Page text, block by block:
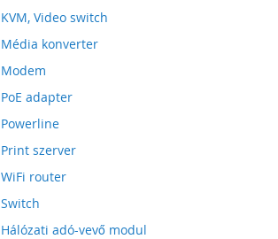
KVM, Video switch
Média konverter
Modem
PoE adapter
Powerline
Print szerver
WiFi router
Switch
Hálózati adó-vevő modul